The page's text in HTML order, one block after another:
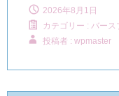
2026年8月1日
カテゴリー : バース
投稿者 : wpmaster